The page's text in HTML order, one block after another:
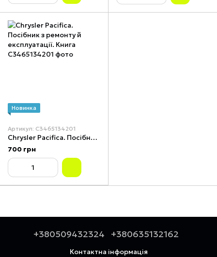
Новинка
Артикул: С3465134201
Chrysler Pacifica. Посібник з ремонту й експлуатації. Книга
700 грн
+380509432324 +380635132162
Контактна інформація